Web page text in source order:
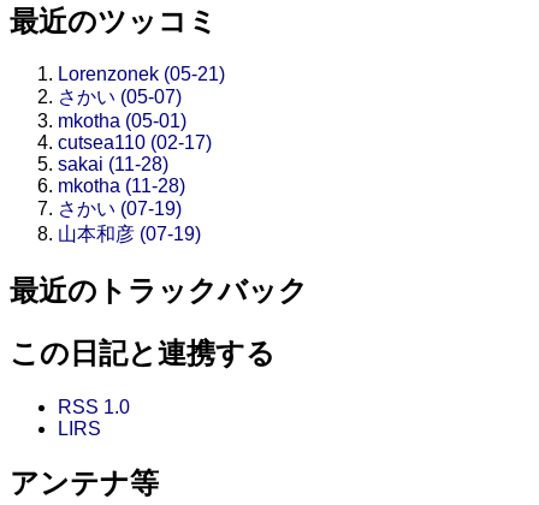
最近のツッコミ
Lorenzonek (05-21)
さかい (05-07)
mkotha (05-01)
cutsea110 (02-17)
sakai (11-28)
mkotha (11-28)
さかい (07-19)
山本和彦 (07-19)
最近のトラックバック
この日記と連携する
RSS 1.0
LIRS
アンテナ等